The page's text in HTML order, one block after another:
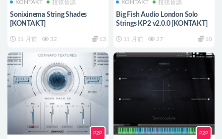
KONTAKT 拉弦音源
Sonixinema String Shades
[KONTAKT]
11 月前 32 13
KONTAKT 拉弦音源
Big Fish Audio London Solo
Strings KP2 v2.0.0 [KONTAKT]
11 月前 27 10
P2P P2P